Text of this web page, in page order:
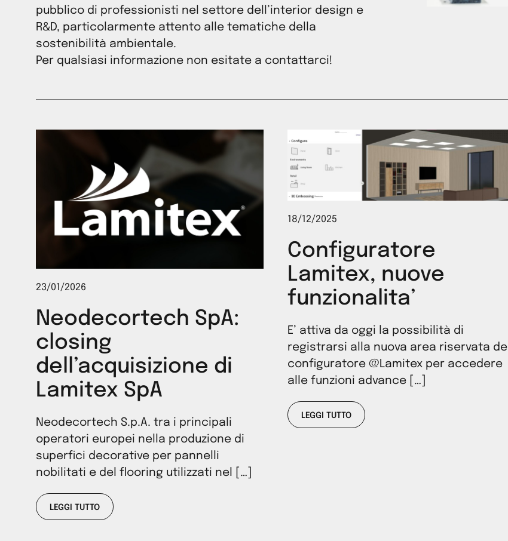
pubblico di professionisti nel settore dell’interior design e
R&D, particolarmente attento alle tematiche della
sostenibilità ambientale.
Per qualsiasi informazione non esitate a contattarci!
23/01/2026
Neodecortech SpA:
closing
dell’acquisizione di
Lamitex SpA
Neodecortech S.p.A. tra i principali
operatori europei nella produzione di
superfici decorative per pannelli
nobilitati e del flooring utilizzati nel […]
LEGGI TUTTO
18/12/2025
Configuratore
Lamitex, nuove
funzionalita’
E’ attiva da oggi la possibilità di
registrarsi alla nuova area riservata del
configuratore @Lamitex per accedere
alle funzioni advance […]
LEGGI TUTTO